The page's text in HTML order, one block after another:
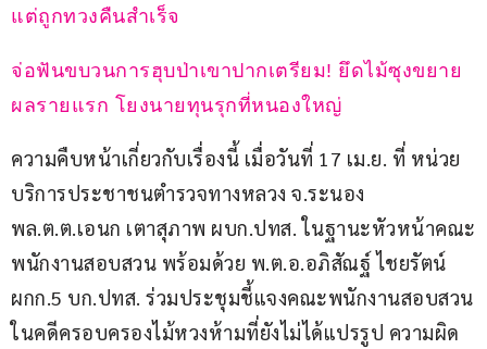
แต่ถูกทวงคืนสำเร็จ
จ่อฟันขบวนการฮุบป่าเขาปากเตรียม! ยึดไม้ซุงขยาย
ผลรายแรก โยงนายทุนรุกที่หนองใหญ่
ความคืบหน้าเกี่ยวกับเรื่องนี้ เมื่อวันที่ 17 เม.ย. ที่ หน่วย
บริการประชาชนตำรวจทางหลวง จ.ระนอง
พล.ต.ต.เอนก เตาสุภาพ ผบก.ปทส. ในฐานะหัวหน้าคณะ
พนักงานสอบสวน พร้อมด้วย พ.ต.อ.อภิสัณฐ์ ไชยรัตน์
ผกก.5 บก.ปทส. ร่วมประชุมชี้แจงคณะพนักงานสอบสวน
ในคดีครอบครองไม้หวงห้ามที่ยังไม่ได้แปรรูป ความผิด